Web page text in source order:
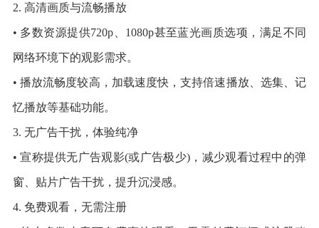
2. 高清画质与流畅播放
• 多数资源提供720p、1080p甚至蓝光画质选项，满足不同
网络环境下的观影需求。
• 播放流畅度较高，加载速度快，支持倍速播放、选集、记
忆播放等基础功能。
3. 无广告干扰，体验纯净
• 宣称提供无广告观影(或广告极少)，减少观看过程中的弹
窗、贴片广告干扰，提升沉浸感。
4. 免费观看，无需注册